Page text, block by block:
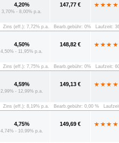
4,20%
3,70% - 8,00% p.a.
147,77 €
Zins (eff.): 7,72% p.a. Bearb.gebühr: 0% Laufzeit:
4,50%
4,50% - 11,95% p.a.
148,82 €
Zins (eff.): 7,75% p.a. Bearb.gebühr: 0% Laufzeit:
4,59%
2,99% - 12,99% p.a.
149,13 €
Zins (eff.): 8,19% p.a. Bearb.gebühr: 0,00 %
4,75%
4,74% - 10,99% p.a.
149,69 €